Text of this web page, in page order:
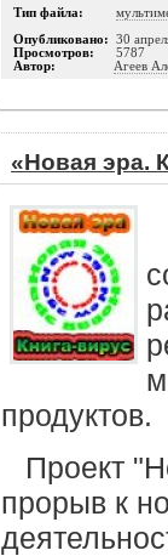
Тип файла:
Опубликовано: 30
Просмотров: 5787
Автор: Агеев
«Новая эра.
продуктов.
Проект
прорыв к